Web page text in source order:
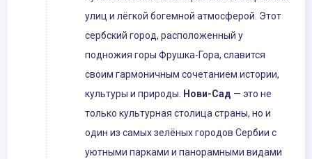
улиц и лёгкой богемной атмосферой. Этот
сербский город, расположенный у
подножия горы Фрушка-Гора, славится
своим гармоничным сочетанием истории,
культуры и природы. Нови-Сад — это не
только культурная столица страны, но и
один из самых зелёных городов Сербии с
уютными парками и панорамными видами